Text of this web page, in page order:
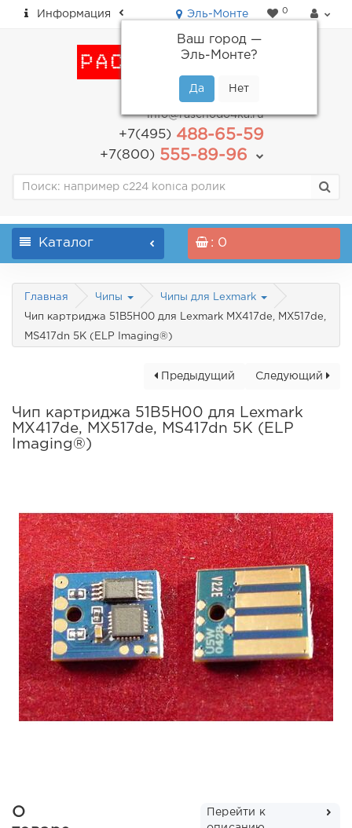
Информация Эль-Монте
Ваш город —
Эль-Монте?
0
пн-пт: с 9.00 до 18.00
info@raschodo4ka.ru
+7(495)488-65-59
+7(800)555-89-96
Каталог : 0
Главная Чипы Чипы для Lexmark
Чип картриджа 51B5H00 для Lexmark MX417de, MX517de,
MS417dn 5K (ELP Imaging®)
Следующий
Предыдущий
Чип картриджа 51B5H00 для Lexmark
MX417de, MX517de, MS417dn 5K (ELP
Imaging®)
О
Перейти к